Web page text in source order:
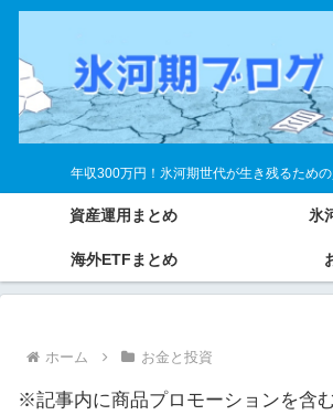
年収300万円！氷河期世代が生き残るため
資産運用まとめ 氷
海外ETFまとめ
ホーム お金と投資
※記事内に商品プロモーションを含